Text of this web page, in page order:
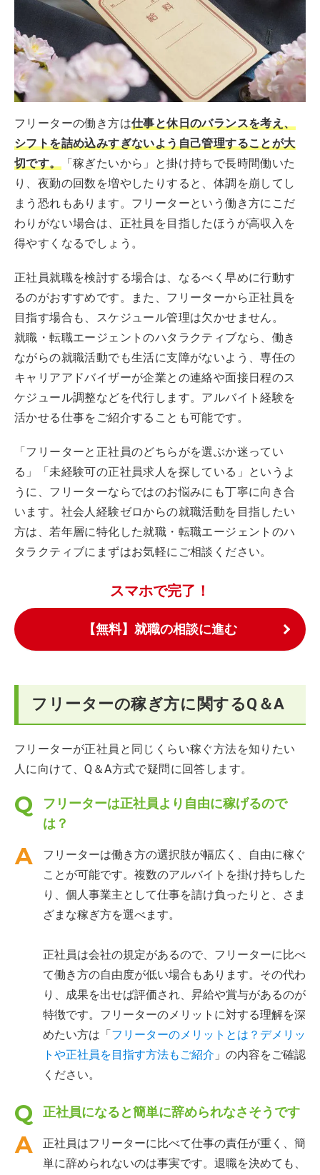
フリーターの働き方は仕事と休日のバランスを考え、
シフトを詰め込みすぎないよう自己管理することが大
切です。
「稼ぎたいから」と掛け持ちで長時間働いた
り、夜勤の回数を増やしたりすると、体調を崩してし
まう恐れもあります。フリーターという働き方にこだ
わりがない場合は、正社員を目指したほうが高収入を
得やすくなるでしょう。
正社員就職を検討する場合は、なるべく早めに行動す
るのがおすすめです。また、フリーターから正社員を
目指す場合も、スケジュール管理は欠かせません。
就職・転職エージェントのハタラクティブなら、働き
ながらの就職活動でも生活に支障がないよう、専任の
キャリアアドバイザーが企業との連絡や面接日程のス
ケジュール調整などを代行します。アルバイト経験を
活かせる仕事をご紹介することも可能です。
「フリーターと正社員のどちらがを選ぶか迷ってい
る」「未経験可の正社員求人を探している」というよ
うに、フリーターならではのお悩みにも丁寧に向き合
います。社会人経験ゼロからの就職活動を目指したい
方は、若年層に特化した就職・転職エージェントのハ
タラクティブにまずはお気軽にご相談ください。
スマホで完了！
【無料】就職の相談に進む
フリーターの稼ぎ方に関するQ＆A
フリーターが正社員と同じくらい稼ぐ方法を知りたい
人に向けて、Q＆A方式で疑問に回答します。
フリーターは正社員より自由に稼げるので
は？
フリーターは働き方の選択肢が幅広く、自由に稼ぐ
ことが可能です。複数のアルバイトを掛け持ちした
り、個人事業主として仕事を請け負ったりと、さま
ざまな稼ぎ方を選べます。
正社員は会社の規定があるので、フリーターに比べ
て働き方の自由度が低い場合もあります。その代わ
り、成果を出せば評価され、昇給や賞与があるのが
特徴です。フリーターのメリットに対する理解を深
めたい方は「フリーターのメリットとは？デメリッ
トや正社員を目指す方法もご紹介 」の内容をご確認
ください。
正社員になると簡単に辞められなさそうです
正社員はフリーターに比べて仕事の責任が重く、簡
単に辞められないのは事実です。退職を決めても、